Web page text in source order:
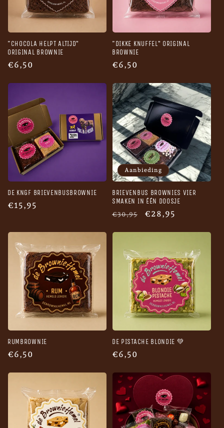
"CHOCOLA HELPT ALTIJD”
ORIGINAL BROWNIE
Normale
€6,50
"DIKKE KNUFFEL” ORIGINAL
BROWNIE
Normale
€6,50
DE KNGF BRIEVENBUSBROWNIE
Normale
€15,95
Aanbieding
BRIEVENBUS BROWNIES VIER
SMAKEN IN ÉÉN DOOSJE
Normale
€30,95 Aanbiedingsprijs
€28,95
RUMBROWNIE
Normale
€6,50
DE PISTACHE BLONDIE 💚
Normale
€6,50